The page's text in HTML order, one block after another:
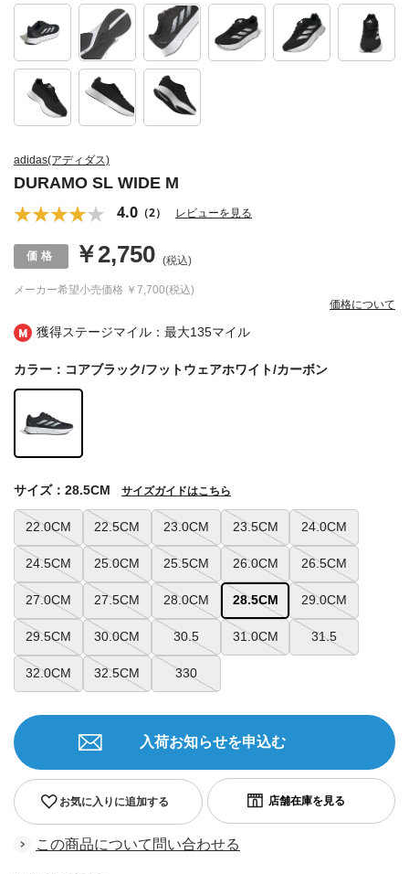
獲得ステージマイル：最大135マイル
adidas(アディダス)
DURAMO SL WIDE M
4.0 （2） レビューを見る
メーカー希望小売価格 ￥7,700(税込)
￥2,750 (税込)
価格について
カラー：コアブラック/フットウェアホワイト/カーボン
22.0CM 22.5CM 23.0CM 23.5CM 24.0CM
24.5CM 25.0CM 25.5CM 26.0CM 26.5CM
27.0CM 27.5CM 28.0CM 28.5CM 29.0CM
29.5CM 30.0CM 30.5 31.0CM 31.5
32.0CM 32.5CM 330
サイズ：28.5CM サイズガイドはこちら
お気に入りに追加する
入荷お知らせを申込む
この商品について問い合わせる